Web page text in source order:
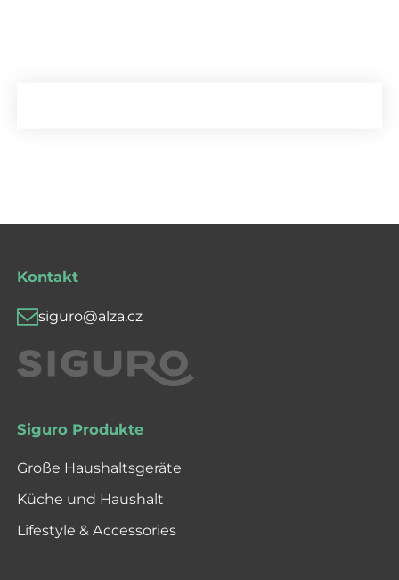
Kontakt
siguro@alza.cz
Siguro Produkte
Große Haushaltsgeräte
Küche und Haushalt
Lifestyle & Accessories